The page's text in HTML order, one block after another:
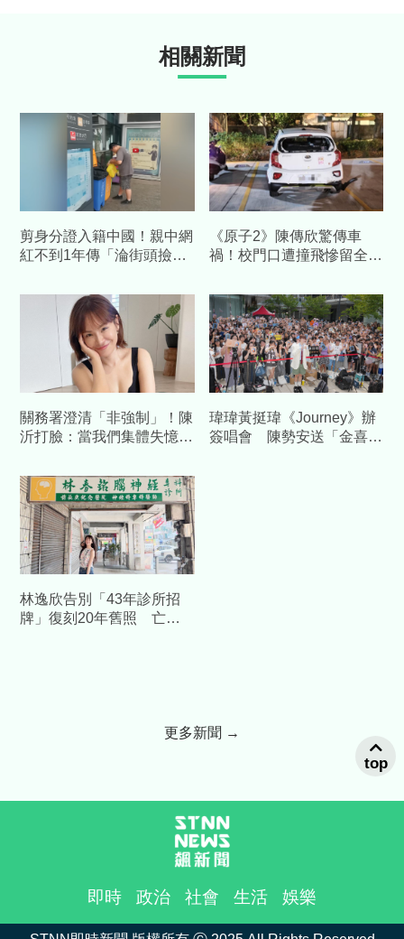
相關新聞
剪身分證入籍中國！親中網
紅不到1年傳「淪街頭撿回
隊
《原子2》陳傳欣驚傳車
禍！校門口遭撞飛慘留全身
曝光
關務署澄清「非強制」！陳
沂打臉：當我們集體失憶？
瑋瑋黃挺瑋《Journey》辦
簽唱會 陳勢安送「金喜」
林逸欣告別「43年診所招
牌」復刻20年舊照 亡父
更多新聞 →
即時 政治 社會 生活 娛樂
top